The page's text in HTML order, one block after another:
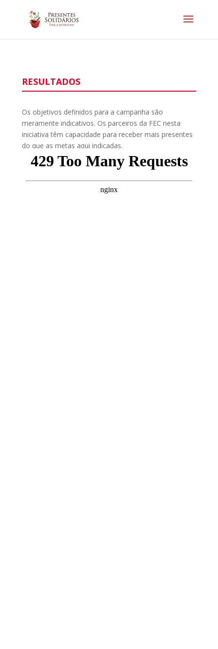
RESULTADOS
Os objetivos definidos para a campanha são
meramente indicativos. Os parceiros da FEC nesta
iniciativa têm capacidade para receber mais presentes
do que as metas aqui indicadas.